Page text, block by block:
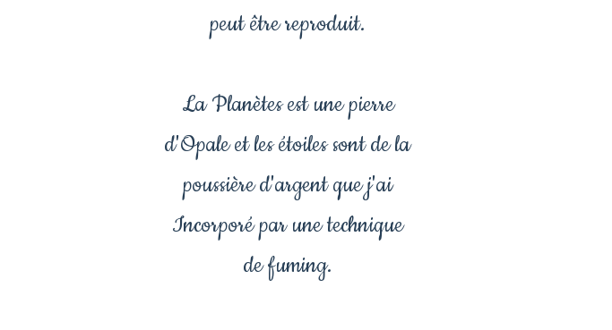
peut être reproduit.
La Planètes est une pierre
d'Opale et les étoiles sont de la
poussière d'argent que j'ai
Incorporé par une technique
de fuming.